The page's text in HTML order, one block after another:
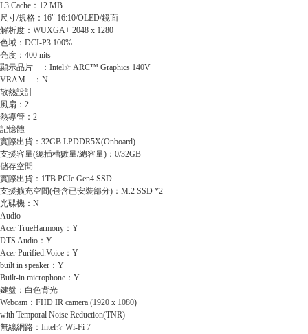
L3 Cache：12 MB
尺寸/規格：16" 16:10/OLED/鏡面
解析度：WUXGA+ 2048 x 1280
色域：DCI-P3 100%
亮度：400 nits
顯示晶片 ：Intel☆ ARC™ Graphics 140V
VRAM ：N
散熱設計
風扇：2
熱導管：2
記憶體
實際出貨：32GB LPDDR5X(Onboard)
支援容量(總插槽數量/總容量)：0/32GB
儲存空間
實際出貨：1TB PCIe Gen4 SSD
支援擴充空間(包含已安裝部分)：M.2 SSD *2
光碟機：N
Audio
Acer TrueHarmony：Y
DTS Audio：Y
Acer Purified.Voice：Y
built in speaker：Y
Built-in microphone：Y
鍵盤：白色背光
Webcam：FHD IR camera (1920 x 1080)
with Temporal Noise Reduction(TNR)
無線網路：Intel☆ Wi-Fi 7